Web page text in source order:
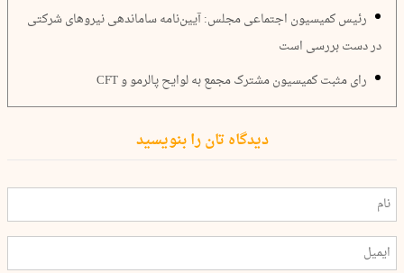
رئیس کمیسیون اجتماعی مجلس: آیین‌نامه ساماندهی نیروهای شرکتی
در دست بررسی است
رای مثبت کمیسیون مشترک مجمع به لوایح پالرمو و CFT
دیدگاه تان را بنویسید